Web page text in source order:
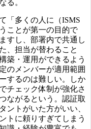
る。
「多くの人に（ISMS
ことが第一の目的で
すし、部署内で共通し
、担当が替わること
築・運用ができるよう
のメンバーが適用範囲
するのは難しい。しか
チェック体制が強化さ
ながるという。認証取
ントがいた方がいい、
トに頼りすぎてしまう